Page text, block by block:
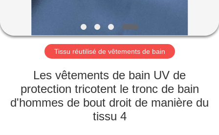
SHOW
AU
SUJET
NOUS
Tissu réutilisé de vêtements de bain
Les vêtements de bain UV de
protection tricotent le tronc de bain
d'hommes de bout droit de manière du
tissu 4